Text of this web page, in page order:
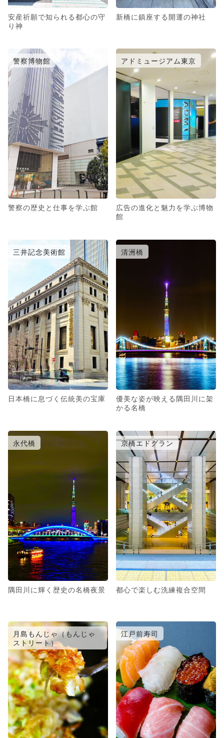
安産祈願で知られる都心の守
り神
新橋に鎮座する開運の神社
警察博物館
警察の歴史と仕事を学ぶ館
アドミュージアム東京
広告の進化と魅力を学ぶ博物
館
三井記念美術館
日本橋に息づく伝統美の宝庫
清洲橋
優美な姿が映える隅田川に架
かる名橋
永代橋
隅田川に輝く歴史の名橋夜景
京橋エドグラン
都心で楽しむ洗練複合空間
月島もんじゃ（もんじゃ
ストリート）
江戸前寿司